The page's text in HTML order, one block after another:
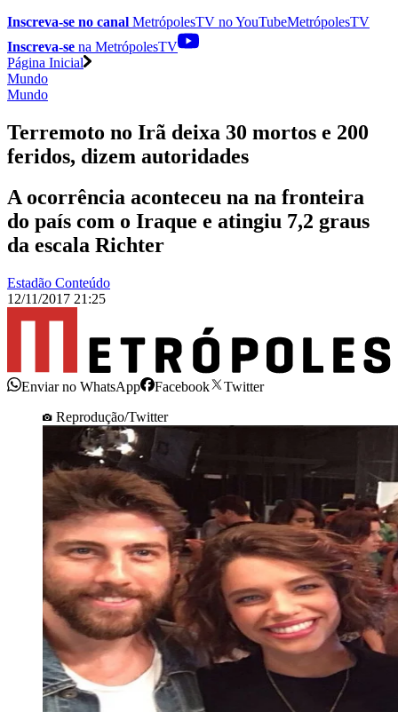
Inscreva-se no canal MetrópolesTV noYouTubeMetrópolesTV
Inscreva-se na MetrópolesTV
Página Inicial
Mundo
Mundo
Terremoto no Irã deixa 30 mortos e 200
feridos, dizem autoridades
A ocorrência aconteceu na na fronteira
do país com o Iraque e atingiu 7,2 graus
da escala Richter
Estadão Conteúdo
12/11/2017 21:25
Enviar no WhatsApp Facebook
Twitter
Reprodução/Twitter